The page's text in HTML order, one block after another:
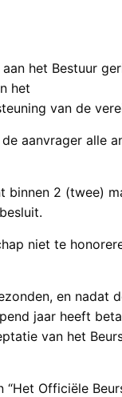
het Bestuur
het
van de
aanvrager alle
2 (twee)
niet te
en nadat
jaar heeft
van het
Officiële